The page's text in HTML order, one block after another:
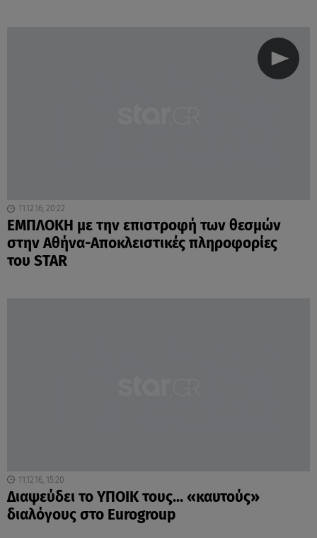
11.12.16, 20:22
ΕΜΠΛΟΚΗ με την επιστροφή των θεσμών
στην Αθήνα-Αποκλειστικές πληροφορίες
του STAR
11.12.16, 15:20
Διαψεύδει το ΥΠΟΙΚ τους… «καυτούς»
διαλόγους στο Eurogroup